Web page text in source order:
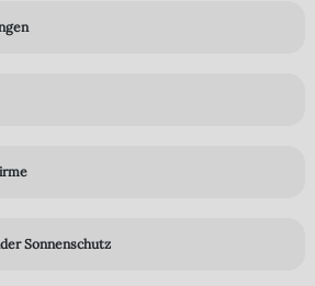
Sonnenschutz